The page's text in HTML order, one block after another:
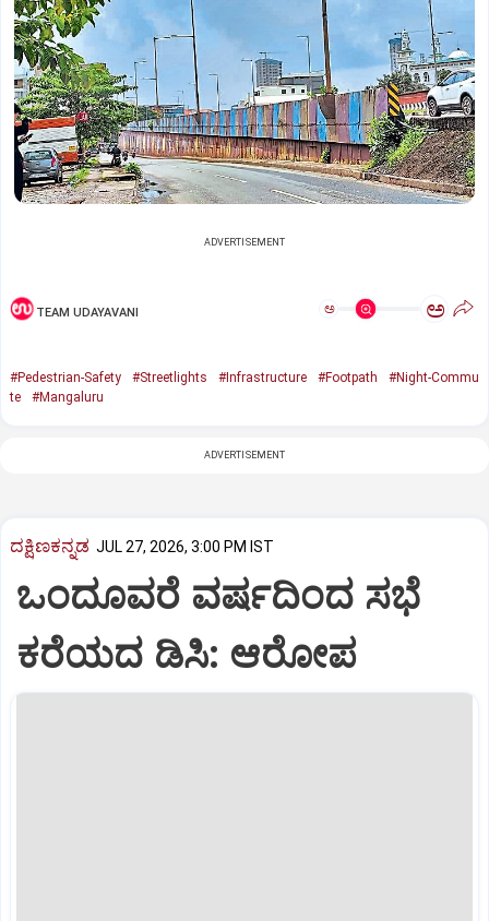
ADVERTISEMENT
TEAM UDAYAVANI ಅ ಅ
#Pedestrian-Safety #Streetlights #Infrastructure #Footpath
#Night-Commu
te
#Mangaluru
ADVERTISEMENT
ದಕ್ಷಿಣಕನ್ನಡ JUL 27, 2026, 3:00 PM IST
ಒಂದೂವರೆ ವರ್ಷದಿಂದ ಸಭೆ
ಕರೆಯದ ಡಿಸಿ: ಆರೋಪ